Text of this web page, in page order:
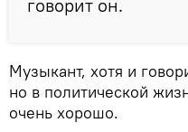
говорит он.
Музыкант, хотя и
но в политической
очень хорошо.